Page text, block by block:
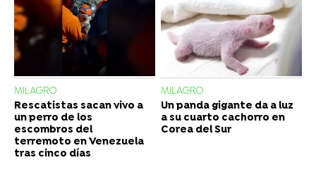
MILAGRO
Rescatistas sacan vivo a
un perro de los
escombros del
terremoto en Venezuela
tras cinco días
MILAGRO
Un panda gigante da a luz
a su cuarto cachorro en
Corea del Sur